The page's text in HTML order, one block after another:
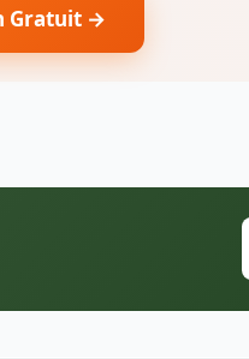
Gratuit →